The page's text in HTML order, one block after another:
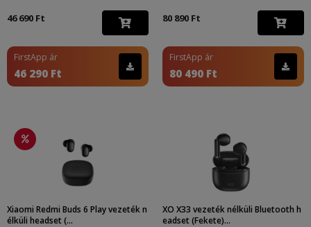
46 690 Ft
FirstApp ár
46 290 Ft
80 890 Ft
FirstApp ár
80 490 Ft
Xiaomi Redmi Buds 6 Play vezeték n
élküli headset (...
XO X33 vezeték nélküli Bluetooth h
eadset (Fekete)...